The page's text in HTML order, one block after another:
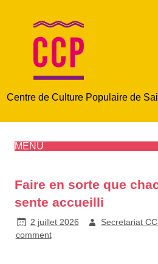
Centre de Culture Populaire de
MENU
Faire en sorte que
sente accueilli
2 juillet 2026 Secretariat
comment